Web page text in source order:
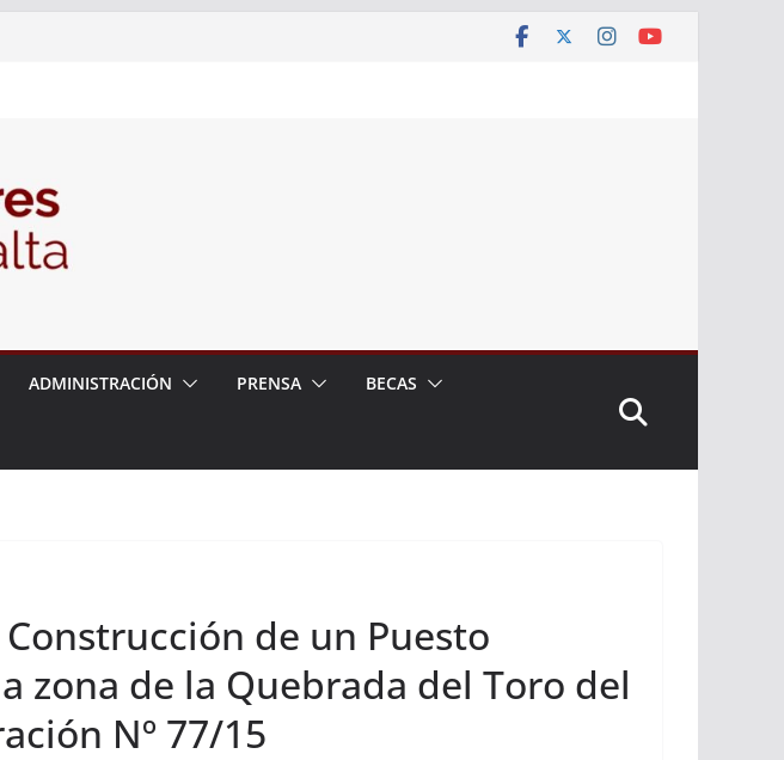
ADMINISTRACIÓN PRENSA BECAS
de un Puesto
zona de la Quebrada del Toro del
Nº 77/15